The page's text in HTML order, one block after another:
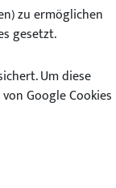
800
zu ermöglichen
gesetzt.
Um diese
Google Cookies